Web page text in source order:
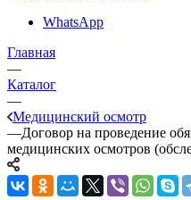
WhatsApp
Главная
—
Каталог
—
Медицинский осмотр
—Договор на проведение
медицинских осмотров